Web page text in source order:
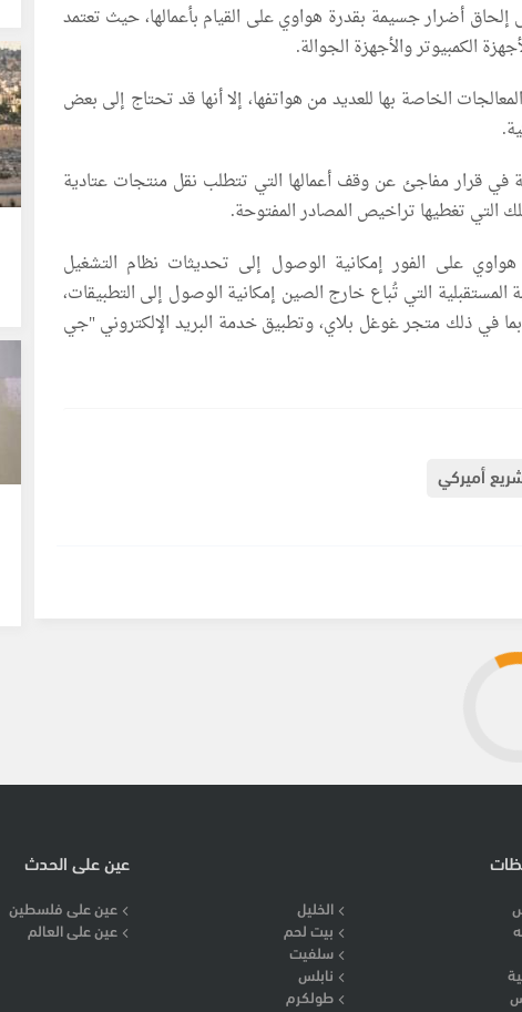
أضرار جسيمة بقدرة هواوي على القيام بأعمالها، حيث تعتمد
الكمبيوتر والأجهزة الجوالة.
الخاصة بها للعديد من هواتفها، إلا أنها قد تحتاج إلى بعض
في قرار مفاجئ عن وقف أعمالها التي تتطلب نقل منتجات عتادية
التي تغطيها تراخيص المصادر المفتوحة.
على الفور إمكانية الوصول إلى تحديثات نظام التشغيل
المستقبلية التي تُباع خارج الصين إمكانية الوصول إلى التطبيقات،
في ذلك متجر غوغل بلاي، وتطبيق خدمة البريد الإلكتروني "جي
أميركي
الخليل
بيت لحم
سلفيت
نابلس
طولكرم
عين على الحدث
عين على فلسطين
عين على العالم